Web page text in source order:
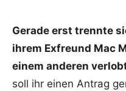
Gerade erst trennte
ihrem Exfreund Mac
einem anderen
soll ihr einen Antrag